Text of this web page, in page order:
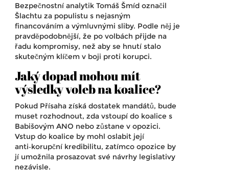
Bezpečnostní analytik Tomáš Šmíd označil
Šlachtu za populistu s nejasným
financováním a výmluvnými sliby. Podle něj je
pravděpodobnější, že po volbách přijde na
řadu kompromisy, než aby se hnutí stalo
skutečným klíčem v boji proti korupci.
Jaký dopad mohou mít
výsledky voleb na koalice?
Pokud Přísaha získá dostatek mandátů, bude
muset rozhodnout, zda vstoupí do koalice s
Babišovým ANO nebo zůstane v opozici.
Vstup do koalice by mohl oslabit její
anti‑korupční kredibilitu, zatímco opozice by
jí umožnila prosazovat své návrhy legislativy
nezávisle.